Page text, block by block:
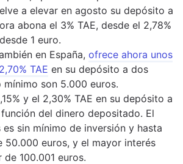
a elevar en agosto su depósito a
abona el 3% TAE, desde el 2,78%
1 euro.
en España, ofrece ahora unos
TAE en su depósito a dos
mínimo son 5.000 euros.
y el 2,30% TAE en su depósito a
del dinero depositado. El
es sin mínimo de inversión y hasta
50.000 euros, y el mayor interés
100.001 euros.